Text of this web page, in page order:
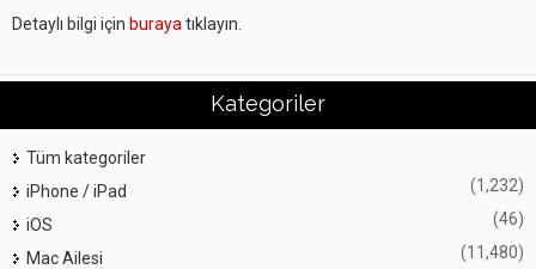
Detaylı bilgi için buraya tıklayın.
Kategoriler
Tüm kategoriler
iPhone / iPad
(1,232)
iOS (46)
Mac Ailesi (11,480)